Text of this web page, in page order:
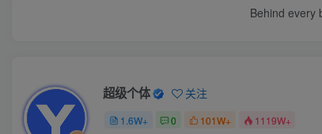
Behind every
超级个体 关注
1.6W+ 0 101W+ 1119W+